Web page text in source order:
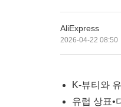
AliExpress
2026-04-22 08:50
K-뷰티와
유럽 상표•